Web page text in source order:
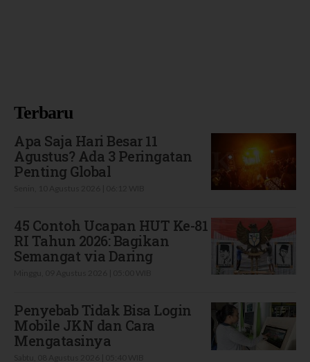
Terbaru
Apa Saja Hari Besar 11
Agustus? Ada 3 Peringatan
Penting Global
45 Contoh Ucapan HUT Ke-81
RI Tahun 2026: Bagikan
Semangat via Daring
Penyebab Tidak Bisa Login
Mobile JKN dan Cara
Mengatasinya